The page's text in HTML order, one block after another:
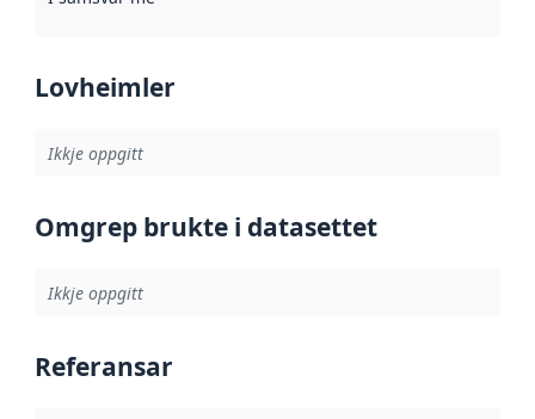
Lovheimler
Ikkje oppgitt
Omgrep brukte i datasettet
Ikkje oppgitt
Referansar